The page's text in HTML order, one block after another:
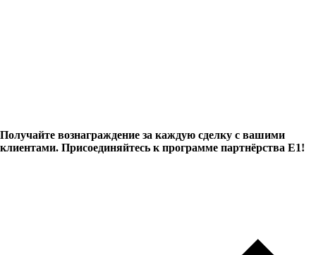
Получайте вознаграждение за каждую сделку с вашими
клиентами. Присоединяйтесь к программе партнёрства Е1!